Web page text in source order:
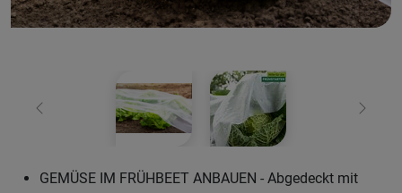
Zurück Weiter
GEMÜSE IM FRÜHBEET ANBAUEN - Abgedeckt mit